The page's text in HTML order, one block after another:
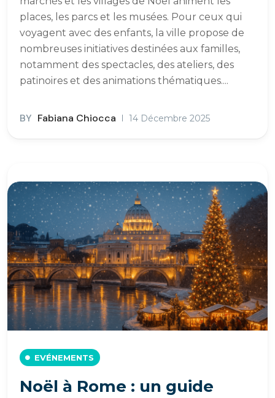
places, les parcs et les musées. Pour ceux qui
voyagent avec des enfants, la ville propose de
nombreuses initiatives destinées aux familles,
notamment des spectacles, des ateliers, des
patinoires et des animations thématiques....
BY Fabiana Chiocca 14 Décembre 2025
EVÉNEMENTS
Noël à Rome : un guide